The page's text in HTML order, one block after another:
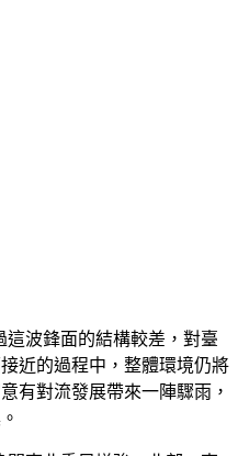
這波鋒面的結構較差，對臺
近的過程中，整體環境仍將
有對流發展帶來一陣驟雨，